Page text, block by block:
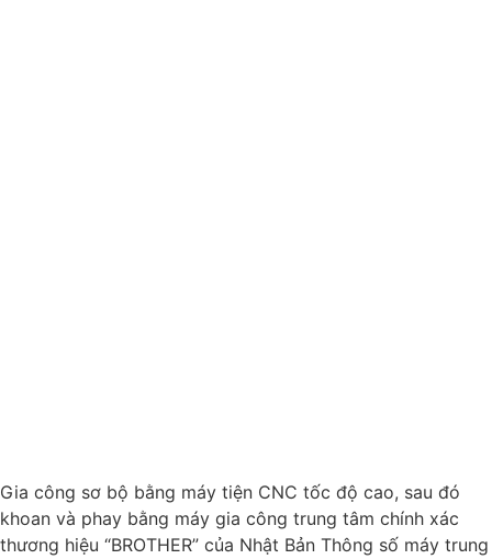
Gia công sơ bộ bằng máy tiện CNC tốc độ cao, sau đó
khoan và phay bằng máy gia công trung tâm chính xác
thương hiệu “BROTHER” của Nhật Bản Thông số máy trung